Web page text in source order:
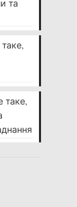
та
таке,